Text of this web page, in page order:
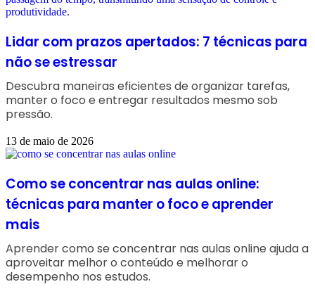
Lidar com prazos apertados: 7 técnicas para
não se estressar
Descubra maneiras eficientes de organizar tarefas,
manter o foco e entregar resultados mesmo sob
pressão.
13 de maio de 2026
Como se concentrar nas aulas online:
técnicas para manter o foco e aprender
mais
Aprender como se concentrar nas aulas online ajuda a
aproveitar melhor o conteúdo e melhorar o
desempenho nos estudos.